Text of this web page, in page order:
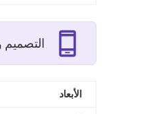
التصميم
الأبعاد